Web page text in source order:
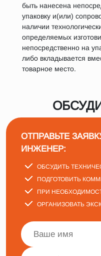
быть нанесена
упаковку и(или)
наличии
определяемых
непосредственно на
либо вкладывается
товарное место.
ОТПРАВЬТЕ
ИНЖЕНЕР:
ОБСУДИТЬ
ПОДГОТОВИТЬ
ПРИ
ОРГАНИЗОВАТЬ